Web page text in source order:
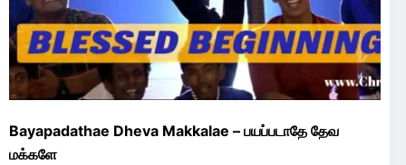
Bayapadathae Dheva Makkalae – பயப்படாதே தேவ
மக்களே